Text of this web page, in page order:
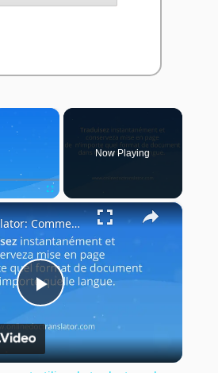
×
Fullscreen
Now Playing
×
Play
Video
Doc Translator: Comment utiliser le traducteur de documents?